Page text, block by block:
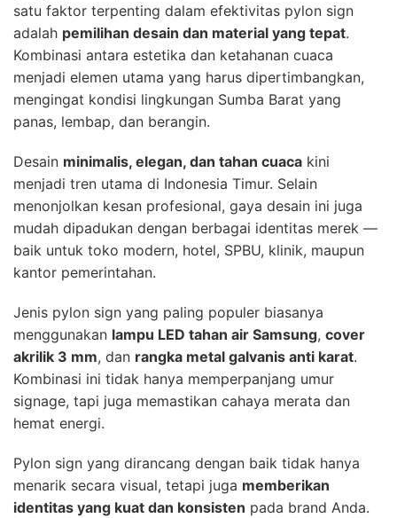
satu faktor terpenting dalam efektivitas pylon sign
adalah pemilihan desain dan material yang tepat.
Kombinasi antara estetika dan ketahanan cuaca
menjadi elemen utama yang harus dipertimbangkan,
mengingat kondisi lingkungan Sumba Barat yang
panas, lembap, dan berangin.
Desain minimalis, elegan, dan tahan cuaca kini
menjadi tren utama di Indonesia Timur. Selain
menonjolkan kesan profesional, gaya desain ini juga
mudah dipadukan dengan berbagai identitas merek —
baik untuk toko modern, hotel, SPBU, klinik, maupun
kantor pemerintahan.
Jenis pylon sign yang paling populer biasanya
menggunakan lampu LED tahan air Samsung, cover
akrilik 3 mm, dan rangka metal galvanis anti karat.
Kombinasi ini tidak hanya memperpanjang umur
signage, tapi juga memastikan cahaya merata dan
hemat energi.
Pylon sign yang dirancang dengan baik tidak hanya
menarik secara visual, tetapi juga memberikan
identitas yang kuat dan konsisten pada brand Anda.